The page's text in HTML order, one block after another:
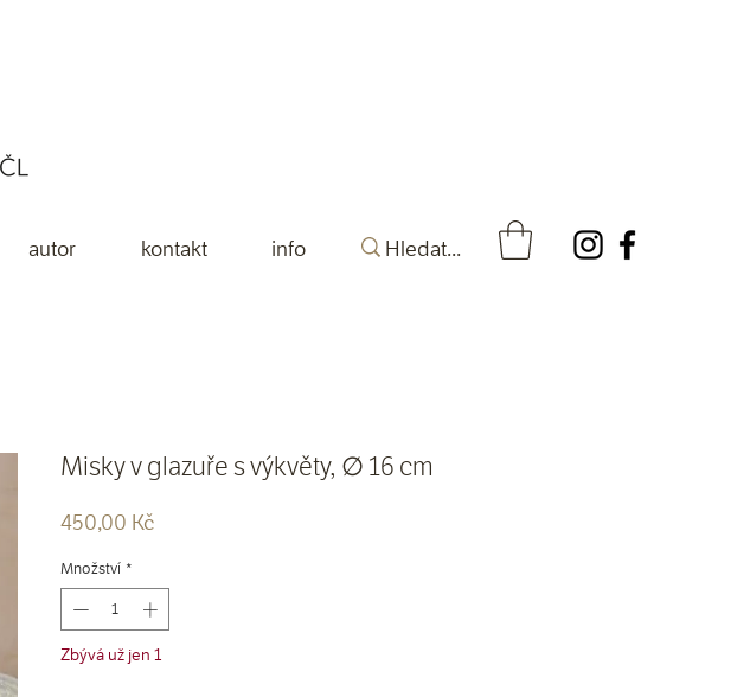
autor kontakt info
Misky v glazuře s výkvěty, ∅ 16 cm
450,00 KčCena
Množství *
Zbývá už jen 1